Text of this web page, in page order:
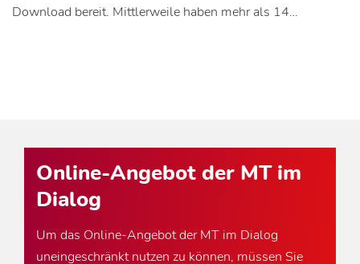
Download bereit. Mittlerweile haben mehr als 14…
Online-Angebot der MT im
Dialog
Um das Online-Angebot der MT im Dialog
uneingeschränkt nutzen zu können, müssen Sie